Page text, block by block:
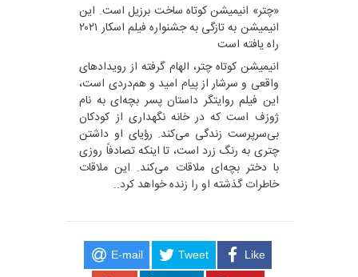
«چتر» انیمیشن کوتاه ساخت برزیل است. این
انیمیشن به تازگی به جشنواره فیلم اسکار ۲۰۲۱
راه یافته است
انیمیشن کوتاه چتر، الهام گرفته از رویدادهای
واقعی و سرشار از پیام امید و هم‌دردی است،
این فیلم روایتگر داستان پسر بچه‌ای به نام
ژوزف است که در خانه نگهداری از کودکان
بی‌سرپرست زندگی می‌کند. رؤیای او داشتن
چتری به رنگ زرد است، تا اینکه تصادفاً روزی
با دختر بچه‌ای ملاقات می‌کند. این ملاقات
خاطرات گذشته او را زنده خواهد کرد..
E-mail Tweet Like